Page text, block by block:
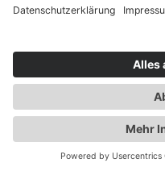
Zuchthof
FOLGE